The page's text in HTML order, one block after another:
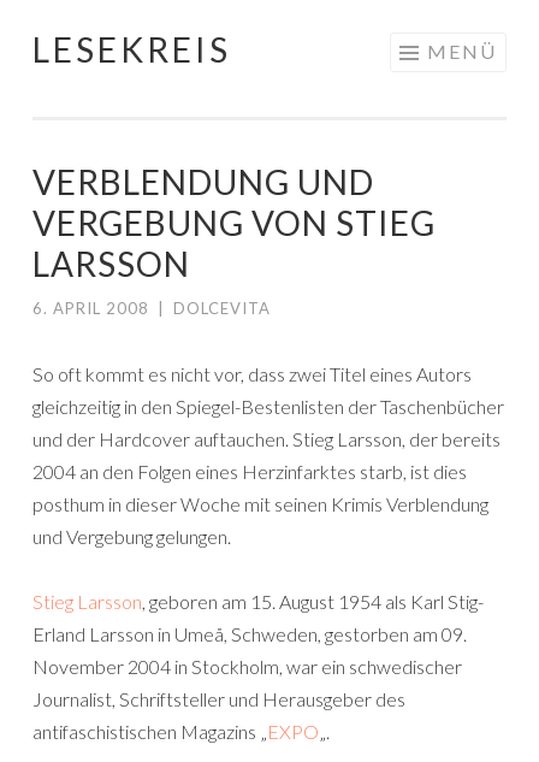
Springe
LESEKREIS MENÜ
VERBLENDUNG UND
VERGEBUNG VON STIEG
LARSSON
6. APRIL 2008 DOLCEVITA
So oft kommt es nicht vor, dass zwei Titel eines Autors
gleichzeitig in den Spiegel-Bestenlisten der Taschenbücher
und der Hardcover auftauchen. Stieg Larsson, der bereits
2004 an den Folgen eines Herzinfarktes starb, ist dies
posthum in dieser Woche mit seinen Krimis Verblendung
und Vergebung gelungen.
Stieg Larsson, geboren am 15. August 1954 als Karl Stig-
Erland Larsson in Umeå, Schweden, gestorben am 09.
November 2004 in Stockholm, war ein schwedischer
Journalist, Schriftsteller und Herausgeber des
antifaschistischen Magazins „EXPO„.